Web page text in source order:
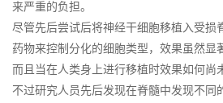
来严重的负担。
尽管先后尝试后将神经干细胞移植入受损
药物来控制分化的细胞类型，效果虽然显
而且当在人类身上进行移植时效果如何尚
不过研究人员先后发现在脊髓中发现不同